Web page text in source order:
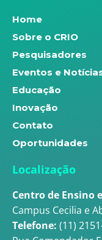
Home
Sobre o CRIO
Pesquisadores
Eventos e
Educação
Inovação
Contato
Oportunidades
Localização
Centro de Ensino
Campus Cecilia e
Telefone: (11)